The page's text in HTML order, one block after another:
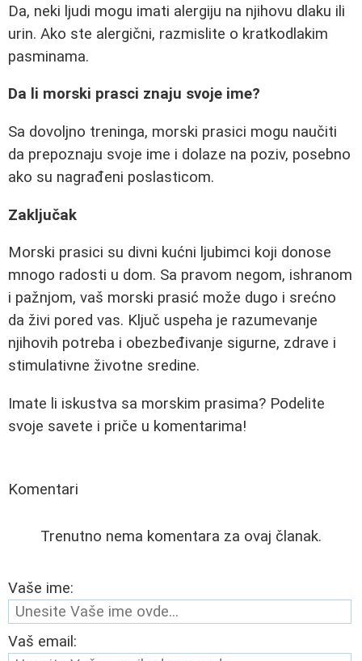
Da, neki ljudi mogu imati alergiju na njihovu dlaku ili
urin. Ako ste alergični, razmislite o kratkodlakim
pasminama.
Da li morski prasci znaju svoje ime?
Sa dovoljno treninga, morski prasici mogu naučiti
da prepoznaju svoje ime i dolaze na poziv, posebno
ako su nagrađeni poslasticom.
Zaključak
Morski prasici su divni kućni ljubimci koji donose
mnogo radosti u dom. Sa pravom negom, ishranom
i pažnjom, vaš morski prasić može dugo i srećno
da živi pored vas. Ključ uspeha je razumevanje
njihovih potreba i obezbeđivanje sigurne, zdrave i
stimulativne životne sredine.
Imate li iskustva sa morskim prasima? Podelite
svoje savete i priče u komentarima!
Komentari
Trenutno nema komentara za ovaj članak.
Vaše ime:
Vaš email: